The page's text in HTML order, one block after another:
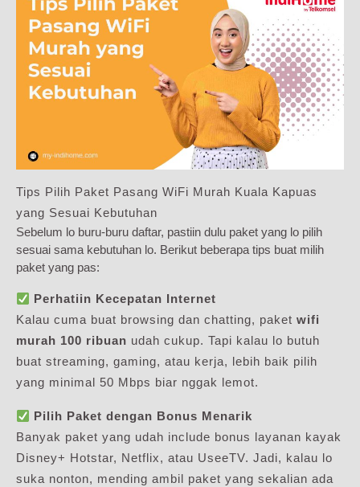
Tips Pilih Paket Pasang WiFi Murah Kuala Kapuas
yang Sesuai Kebutuhan
Sebelum lo buru-buru daftar, pastiin dulu paket yang lo pilih
sesuai sama kebutuhan lo. Berikut beberapa tips buat milih
paket yang pas:
Perhatiin Kecepatan Internet
Kalau cuma buat browsing dan chatting, paket wifi
murah 100 ribuan udah cukup. Tapi kalau lo butuh
buat streaming, gaming, atau kerja, lebih baik pilih
yang minimal 50 Mbps biar nggak lemot.
Pilih Paket dengan Bonus Menarik
Banyak paket yang udah include bonus layanan kayak
Disney+ Hotstar, Netflix, atau UseeTV. Jadi, kalau lo
suka nonton, mending ambil paket yang sekalian ada